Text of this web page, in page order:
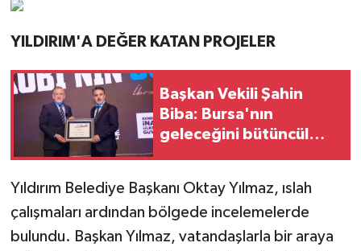
YILDIRIM'A DEĞER KATAN PROJELER
Başkan Vekili Şahin
Biba: Bursa'nın
geleceğini bütüncül
Yıldırım Belediye Başkanı Oktay Yılmaz, ıslah
çalışmaları ardından bölgede incelemelerde
bulundu. Başkan Yılmaz, vatandaşlarla bir araya